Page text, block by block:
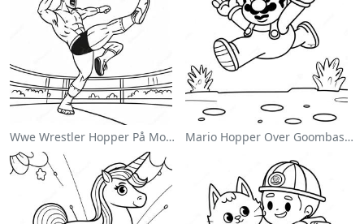
Wwe Wrestler Hopper På Modstander Farvelægningsside Mario Hopper Over Goombas Farvelægningsside